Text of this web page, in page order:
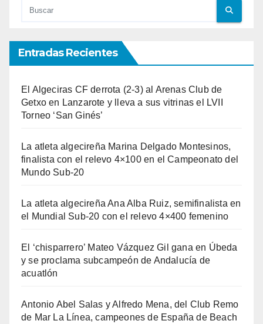
Entradas Recientes
El Algeciras CF derrota (2-3) al Arenas Club de
Getxo en Lanzarote y lleva a sus vitrinas el LVII
Torneo ‘San Ginés’
La atleta algecireña Marina Delgado Montesinos,
finalista con el relevo 4×100 en el Campeonato del
Mundo Sub-20
La atleta algecireña Ana Alba Ruiz, semifinalista en
el Mundial Sub-20 con el relevo 4×400 femenino
El ‘chisparrero’ Mateo Vázquez Gil gana en Úbeda
y se proclama subcampeón de Andalucía de
acuatlón
Antonio Abel Salas y Alfredo Mena, del Club Remo
de Mar La Línea, campeones de España de Beach